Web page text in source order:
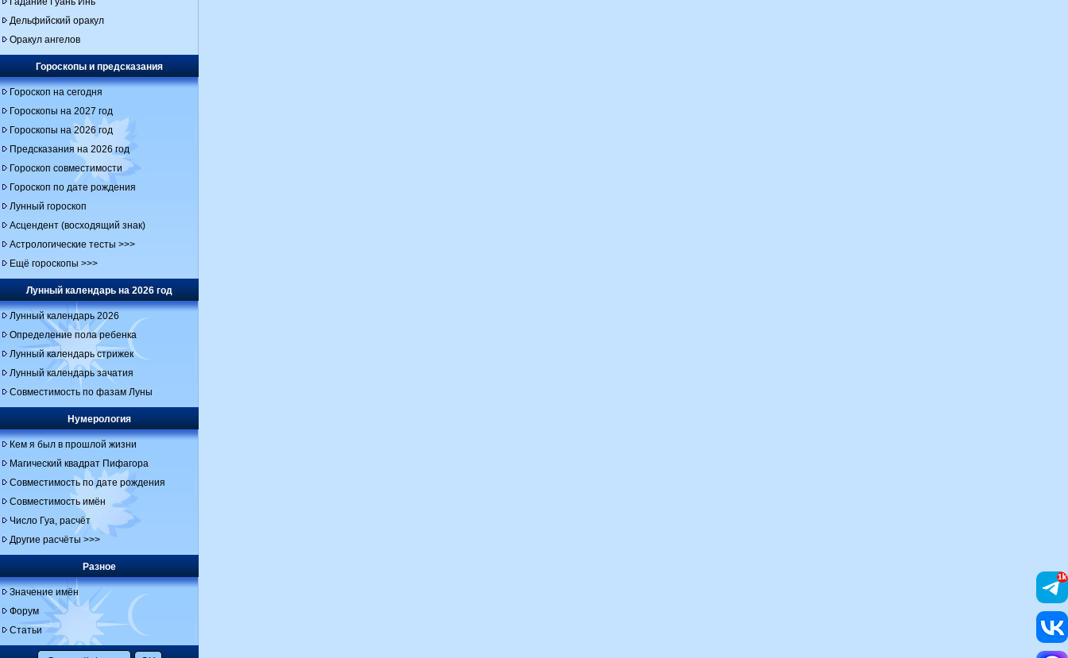
Дельфийский оракул
Оракул ангелов
Гороскопы и предсказания
Гороскоп на сегодня
Гороскопы на 2027 год
Гороскопы на 2026 год
Предсказания на 2026 год
Гороскоп совместимости
Гороскоп по дате рождения
Лунный гороскоп
Асцендент (восходящий знак)
Астрологические тесты >>>
Ещё гороскопы >>>
Лунный календарь на 2026 год
Лунный календарь 2026
Определение пола ребенка
Лунный календарь стрижек
Лунный календарь зачатия
Совместимость по фазам Луны
Нумерология
Кем я был в прошлой жизни
Магический квадрат Пифагора
Совместимость по дате рождения
Совместимость имён
Число Гуа, расчёт
Другие расчёты >>>
Разное
Значение имён
Форум
Статьи